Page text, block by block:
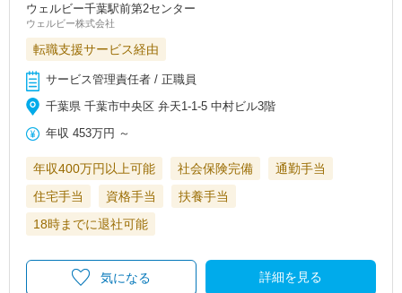
ウェルビー千葉駅前第2センター
ウェルビー株式会社
転職支援サービス経由
サービス管理責任者 / 正職員
千葉県 千葉市中央区 弁天1-1-5 中村ビル3階
年収 453万円 ～
年収400万円以上可能 社会保険完備
通勤手当
住宅手当
資格手当
扶養手当
18時までに退社可能
詳細を見る
気になる